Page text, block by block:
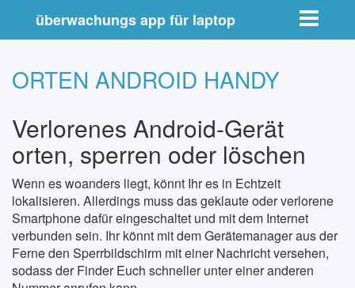
Toggle
überwachungs app für laptop
ORTEN ANDROID HANDY
Verlorenes Android-Gerät
orten, sperren oder löschen
Wenn es woanders liegt, könnt Ihr es in Echtzeit
lokalisieren. Allerdings muss das geklaute oder verlorene
Smartphone dafür eingeschaltet und mit dem Internet
verbunden sein. Ihr könnt mit dem Gerätemanager aus der
Ferne den Sperrbildschirm mit einer Nachricht versehen,
sodass der Finder Euch schneller unter einer anderen